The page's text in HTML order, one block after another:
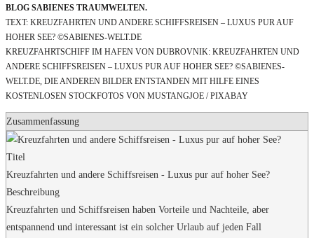
BLOG SABIENES TRAUMWELTEN.
TEXT: KREUZFAHRTEN UND ANDERE SCHIFFSREISEN – LUXUS PUR AUF
HOHER SEE? ©SABIENES-WELT.DE
KREUZFAHRTSCHIFF IM HAFEN VON DUBROVNIK: KREUZFAHRTEN UND
ANDERE SCHIFFSREISEN – LUXUS PUR AUF HOHER SEE? ©SABIENES-
WELT.DE, DIE ANDEREN BILDER ENTSTANDEN MIT HILFE EINES
KOSTENLOSEN STOCKFOTOS VON MUSTANGJOE / PIXABAY
Zusammenfassung
Titel
Kreuzfahrten und andere Schiffsreisen - Luxus pur auf hoher See?
Beschreibung
Kreuzfahrten und Schiffsreisen haben Vorteile und Nachteile, aber
entspannend und interessant ist ein solcher Urlaub auf jeden Fall